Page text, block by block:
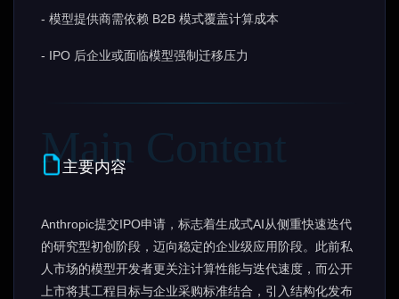
- 模型提供商需依赖 B2B 模式覆盖计算成本
- IPO 后企业或面临模型强制迁移压力
主要内容
Anthropic提交IPO申请，标志着生成式AI从侧重快速迭代
的研究型初创阶段，迈向稳定的企业级应用阶段。此前私
人市场的模型开发者更关注计算性能与迭代速度，而公开
上市将其工程目标与企业采购标准结合，引入结构化发布